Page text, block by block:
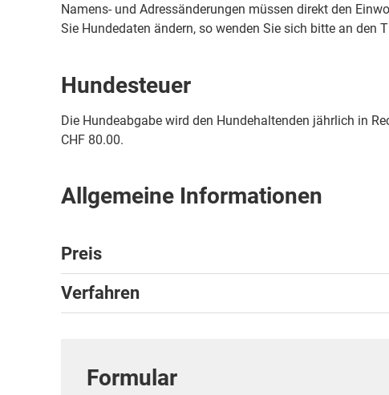
Namens- und Adressänderungen müssen direkt den
Sie Hundedaten ändern, so wenden Sie sich bitte an den
Hundesteuer
Die Hundeabgabe wird den Hundehaltenden jährlich in
CHF 80.00.
Allgemeine Informationen
Preis
Verfahren
Formular